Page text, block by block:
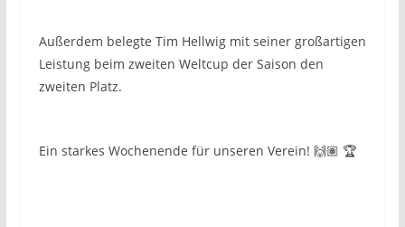
Außerdem belegte Tim Hellwig mit seiner großartigen
Leistung beim zweiten Weltcup der Saison den
zweiten Platz.
Ein starkes Wochenende für unseren Verein! 🙌🏽 🏆